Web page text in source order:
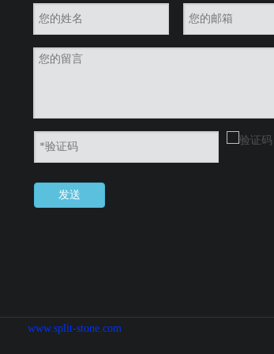
发送
www.split-stone.com